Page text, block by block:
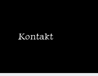
Kontakt